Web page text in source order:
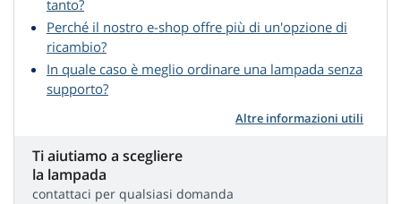
tanto?
Perché il nostro e-shop offre più di un'opzione di
ricambio?
In quale caso è meglio ordinare una lampada senza
supporto?
Altre informazioni utili
Ti aiutiamo a scegliere
la lampada
contattaci per qualsiasi domanda